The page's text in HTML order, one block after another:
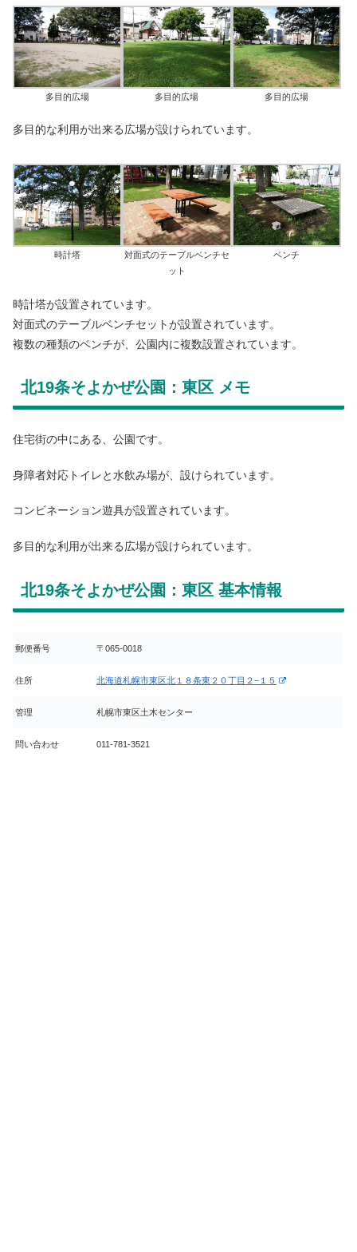
多目的広場 多目的広場 多目的広場
多目的な利用が出来る広場が設けられています。
時計塔
対面式のテーブルベンチセ
ット
ベンチ
時計塔が設置されています。
対面式のテーブルベンチセットが設置されています。
複数の種類のベンチが、公園内に複数設置されています。
北19条そよかぜ公園：東区 メモ
住宅街の中にある、公園です。
身障者対応トイレと水飲み場が、設けられています。
コンビネーション遊具が設置されています。
多目的な利用が出来る広場が設けられています。
北19条そよかぜ公園：東区 基本情報
郵便番号 〒065-0018
住所 北海道札幌市東区北１８条東２０丁目２−１５
管理 札幌市東区土木センター
問い合わせ 011-781-3521